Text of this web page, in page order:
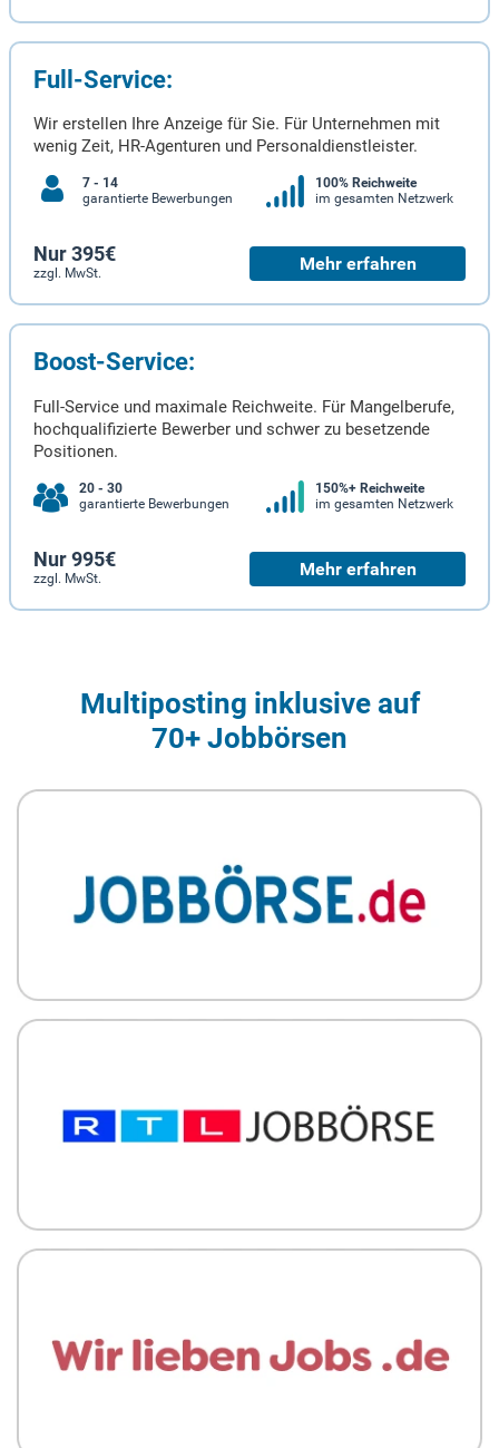
Full-Service:
Wir erstellen Ihre Anzeige für Sie. Für Unternehmen mit
wenig Zeit, HR-Agenturen und Personaldienstleister.
7 - 14
garantierte Bewerbungen
100% Reichweite
im gesamten Netzwerk
Nur 395€
zzgl. MwSt. Mehr erfahren
Boost-Service:
Full-Service und maximale Reichweite. Für Mangelberufe,
hochqualifizierte Bewerber und schwer zu besetzende
Positionen.
20 - 30
garantierte Bewerbungen
150%+ Reichweite
im gesamten Netzwerk
Nur 995€
zzgl. MwSt. Mehr erfahren
Multiposting inklusive auf
70+ Jobbörsen